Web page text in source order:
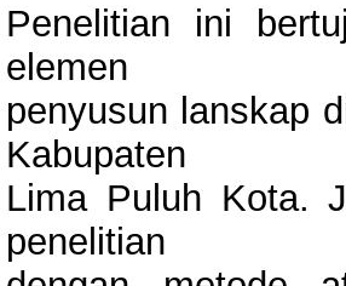
Penelitian ini
elemen
penyusun lanskap
Kabupaten
Lima Puluh Kota.
penelitian